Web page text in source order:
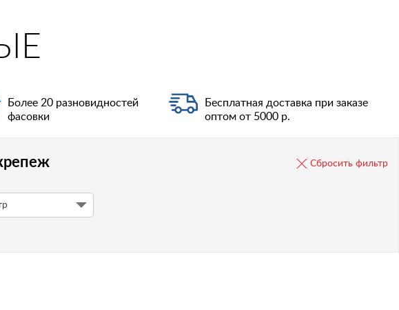
Более 20 разновидностей
фасовки
Бесплатная доставка при заказе
оптом от 5000 р.
Сбросить фильтр